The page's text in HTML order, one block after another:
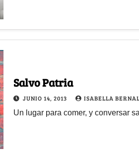
Salvo Patria
JUNIO 14, 2013 ISABELLA BERNAL
Un lugar para comer, y conversar